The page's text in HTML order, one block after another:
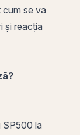
cum se va
și reacția
SP500 la